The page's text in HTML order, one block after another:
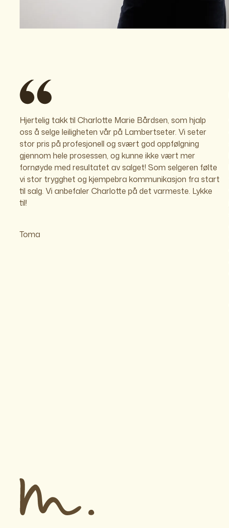
Hjertelig takk til Charlotte Marie Bårdsen, som hjalp
oss å selge leiligheten vår på Lambertseter. Vi seter
stor pris på profesjonell og svært god oppfølgning
gjennom hele prosessen, og kunne ikke vært mer
fornøyde med resultatet av salget! Som selgeren følte
vi stor trygghet og kjempebra kommunikasjon fra start
til salg. Vi anbefaler Charlotte på det varmeste. Lykke
til!
Toma